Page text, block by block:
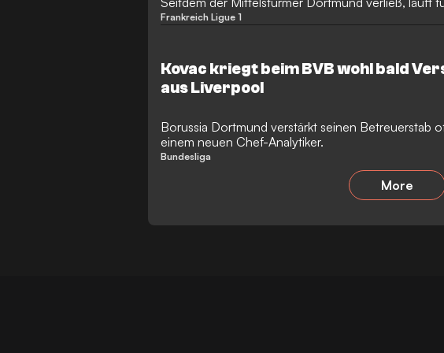
Jährigen aber nur ganz wenig zusammen.
Frankreich Ligue 1
Kovac kriegt beim BVB wohl bald
aus Liverpool
Borussia Dortmund verstärkt seinen Betreuerstab
einem neuen Chef-Analytiker.
Bundesliga
More